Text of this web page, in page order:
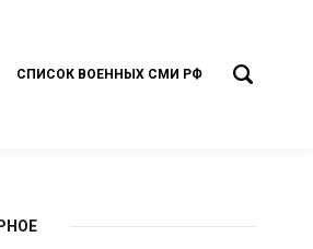
СПИСОК ВОЕННЫХ СМИ РФ